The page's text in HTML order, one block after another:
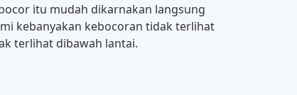
itu mudah dikarnakan langsung
kebanyakan kebocoran tidak terlihat
terlihat dibawah lantai.